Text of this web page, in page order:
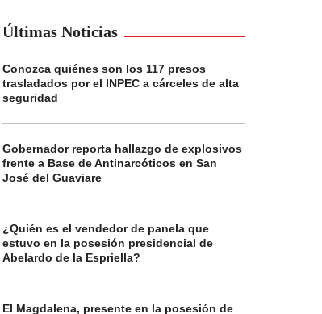
Últimas Noticias
Conozca quiénes son los 117 presos
trasladados por el INPEC a cárceles de alta
seguridad
Gobernador reporta hallazgo de explosivos
frente a Base de Antinarcóticos en San
José del Guaviare
¿Quién es el vendedor de panela que
estuvo en la posesión presidencial de
Abelardo de la Espriella?
El Magdalena, presente en la posesión de